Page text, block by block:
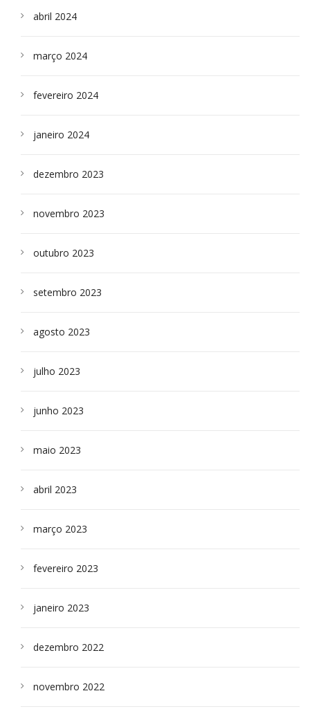
abril 2024
março 2024
fevereiro 2024
janeiro 2024
dezembro 2023
novembro 2023
outubro 2023
setembro 2023
agosto 2023
julho 2023
junho 2023
maio 2023
abril 2023
março 2023
fevereiro 2023
janeiro 2023
dezembro 2022
novembro 2022